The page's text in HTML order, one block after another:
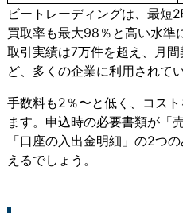
ビートレーディングは、最短
買取率も最大98％と高い水準
取引実績は7万件を超え、月
ど、多くの企業に利用されて
手数料も2％〜と低く、コス
ます。申込時の必要書類が「
「口座の入出金明細」の2つ
えるでしょう。